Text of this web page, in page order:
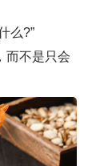
么?”
不是只会